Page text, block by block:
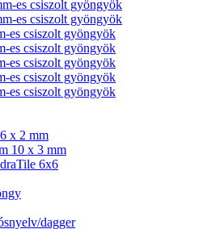
es csiszolt gyöngyök
es csiszolt gyöngyök
es csiszolt gyöngyök
es csiszolt gyöngyök
es csiszolt gyöngyök
es csiszolt gyöngyök
es csiszolt gyöngyök
x 2 mm
10 x 3 mm
6x6
dagger